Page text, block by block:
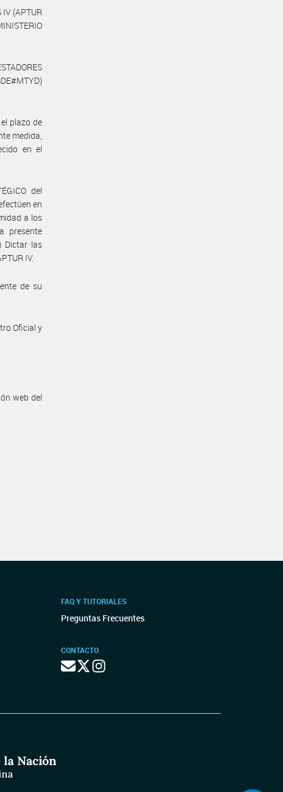
IV (APTUR
plazo de
medida,
en el
del
en
a los
presente
Dictar las
IV.
de su
Oficial y
web del
FAQ Y TUTORIALES
Preguntas Frecuentes
CONTACTO